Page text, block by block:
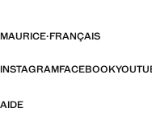
MAURICE·FRANÇAIS
INSTAGRAMFACEBOOK
AIDE